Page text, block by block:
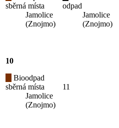
sběrná místa
Jamolice
(Znojmo)
odpad
Jamolice
(Znojmo)
10
Bioodpad
sběrná místa
Jamolice
(Znojmo)
11